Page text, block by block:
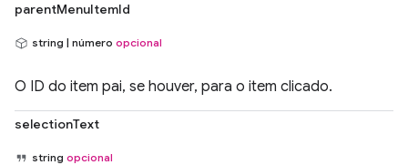
parentMenuItemId
string | número opcional
O ID do item pai, se houver, para o item clicado.
selectionText
string opcional